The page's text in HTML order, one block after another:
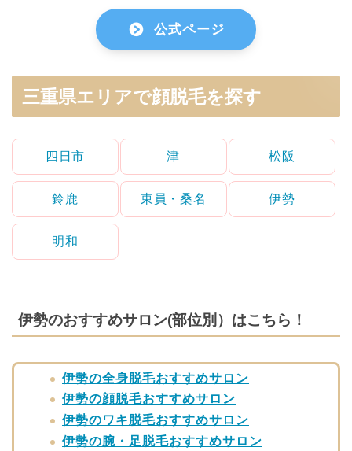
公式ページ
三重県エリアで顔脱毛を探す
四日市 津 松阪
鈴鹿 東員・桑名 伊勢
明和
伊勢のおすすめサロン(部位別）はこちら！
伊勢の全身脱毛おすすめサロン
伊勢の顔脱毛おすすめサロン
伊勢のワキ脱毛おすすめサロン
伊勢の腕・足脱毛おすすめサロン